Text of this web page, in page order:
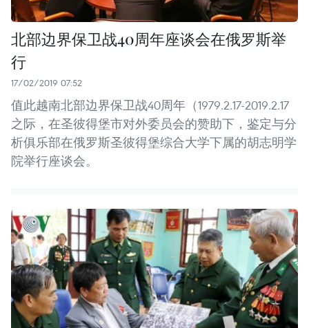
北部边界保卫战40周年座谈会在俄罗斯举
行
17/02/2019 07:52
值此越南北部边界保卫战40周年（1979.2.17-2019.2.17
之际，在圣彼得堡市对外委员会的赞助下，鉴定与分
析俱乐部在俄罗斯圣彼得堡综合大学下属的胡志明学
院举行座谈会。